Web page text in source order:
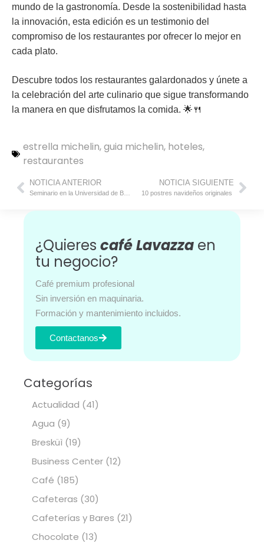
mundo de la gastronomía. Desde la sostenibilidad hasta
la innovación, esta edición es un testimonio del
compromiso de los restaurantes por ofrecer lo mejor en
cada plato.
Descubre todos los restaurantes galardonados y únete a
la celebración del arte culinario que sigue transformando
la manera en que disfrutamos la comida. 🌟🍴
estrella michelin,guia michelin, hoteles,
restaurantes
NOTICIA ANTERIOR
Seminario en la Universidad de Bolonia: Presentación de “El Café como Alimento” en el Mundo Académico
NOTICIA SIGUIENTE
10 postres navideños originales
¿Quieres café Lavazza en
tu negocio?
Café premium profesional
Sin inversión en maquinaria.
Formación y mantenimiento incluidos.
Contactanos
Categorías
Actualidad (41)
Agua (9)
Bresküì (19)
Business Center (12)
Café (185)
Cafeteras (30)
Cafeterías y Bares (21)
Chocolate (13)